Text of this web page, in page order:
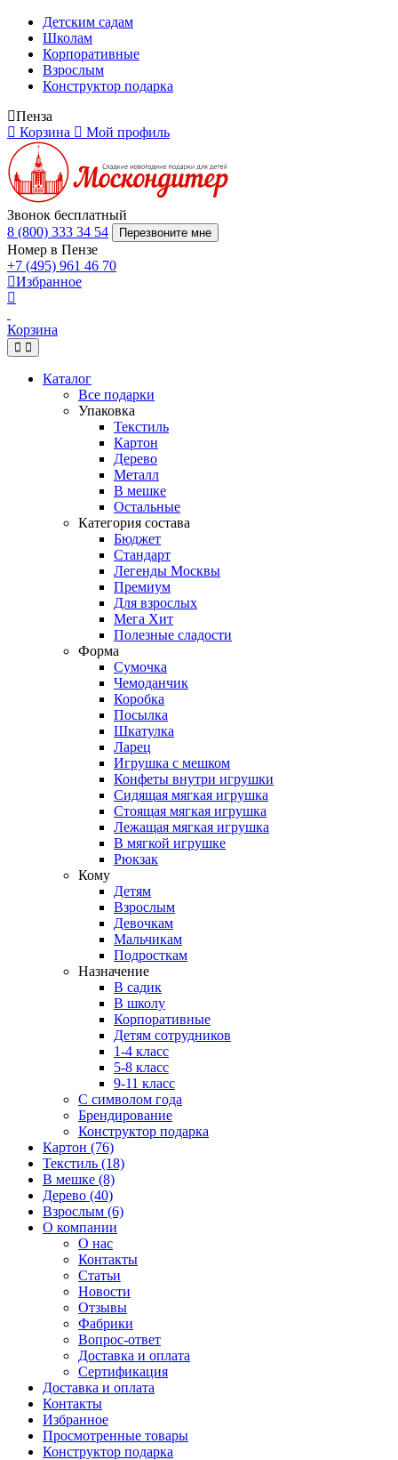
Детским садам
Школам
Корпоративные
Взрослым
Конструктор подарка
Пенза
Корзина
Мой профиль
Звонок бесплатный
8 (800) 333 34 54
Перезвоните мне
Номер в Пензе
+7 (495) 961 46 70
Избранное
Корзина
Каталог
Все подарки
Упаковка
Текстиль
Картон
Дерево
Металл
В мешке
Остальные
Категория состава
Бюджет
Стандарт
Легенды Москвы
Премиум
Для взрослых
Мега Хит
Полезные сладости
Форма
Сумочка
Чемоданчик
Коробка
Посылка
Шкатулка
Ларец
Игрушка с мешком
Конфеты внутри игрушки
Сидящая мягкая игрушка
Стоящая мягкая игрушка
Лежащая мягкая игрушка
В мягкой игрушке
Рюкзак
Кому
Детям
Взрослым
Девочкам
Мальчикам
Подросткам
Назначение
В садик
В школу
Корпоративные
Детям сотрудников
1-4 класс
5-8 класс
9-11 класс
С символом года
Брендирование
Конструктор подарка
Картон (76)
Текстиль (18)
В мешке (8)
Дерево (40)
Взрослым (6)
О компании
О нас
Контакты
Статьи
Новости
Отзывы
Фабрики
Вопрос-ответ
Доставка и оплата
Сертификация
Доставка и оплата
Контакты
Избранное
Просмотренные товары
Конструктор подарка